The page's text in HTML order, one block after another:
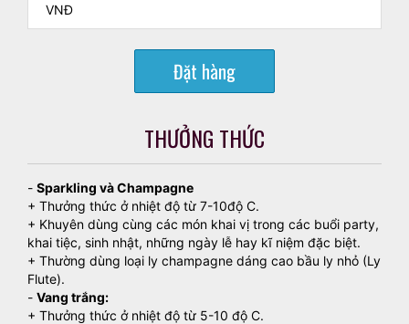
Đặt hàng
THƯỞNG THỨC
- Sparkling và Champagne
+ Thưởng thức ở nhiệt độ từ 7-10độ C.
+ Khuyên dùng cùng các món khai vị trong các buổi party,
khai tiệc, sinh nhật, những ngày lễ hay kĩ niệm đặc biệt.
+ Thường dùng loại ly champagne dáng cao bầu ly nhỏ (Ly
Flute).
- Vang trắng:
+ Thưởng thức ở nhiệt độ từ 5-10 độ C.